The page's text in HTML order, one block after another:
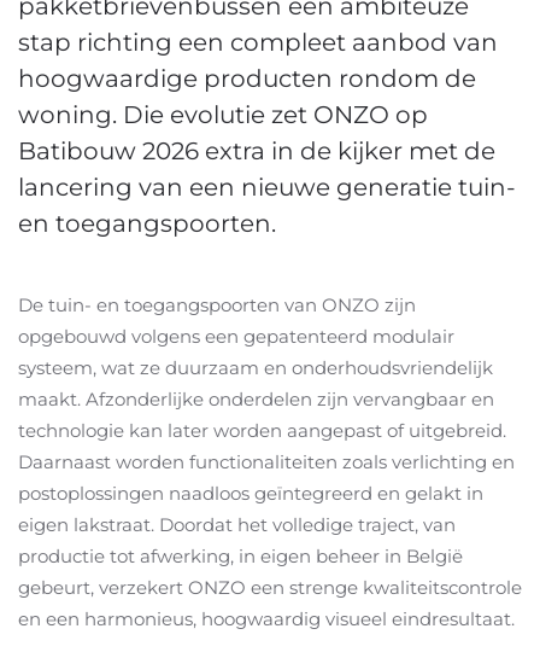
stap richting een compleet aanbod van
hoogwaardige producten rondom de
woning. Die evolutie zet ONZO op
Batibouw 2026 extra in de kijker met de
lancering van een nieuwe generatie tuin-
en toegangspoorten.
De tuin- en toegangspoorten van ONZO zijn
opgebouwd volgens een gepatenteerd modulair
systeem, wat ze duurzaam en onderhoudsvriendelijk
maakt. Afzonderlijke onderdelen zijn vervangbaar en
technologie kan later worden aangepast of uitgebreid.
Daarnaast worden functionaliteiten zoals verlichting en
postoplossingen naadloos geïntegreerd en gelakt in
eigen lakstraat. Doordat het volledige traject, van
productie tot afwerking, in eigen beheer in België
gebeurt, verzekert ONZO een strenge kwaliteitscontrole
en een harmonieus, hoogwaardig visueel eindresultaat.